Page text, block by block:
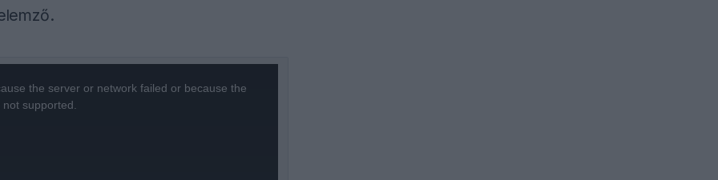
the server or network failed or because the
supported.